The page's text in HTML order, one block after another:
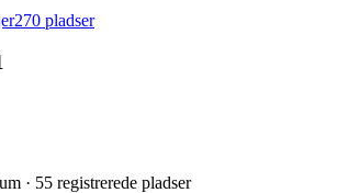
270 pladser
· 55 registrerede pladser